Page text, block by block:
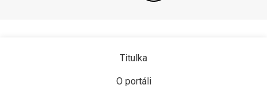
Titulka
O portáli